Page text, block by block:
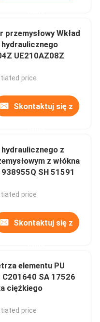
przemysłowy Wkład
UE210AZ08Z
price
Skontaktuj się z
hydraulicznego z
z włókna
SH 51591
price
Skontaktuj się z
elementu PU
SA 17526
ciężkiego
price